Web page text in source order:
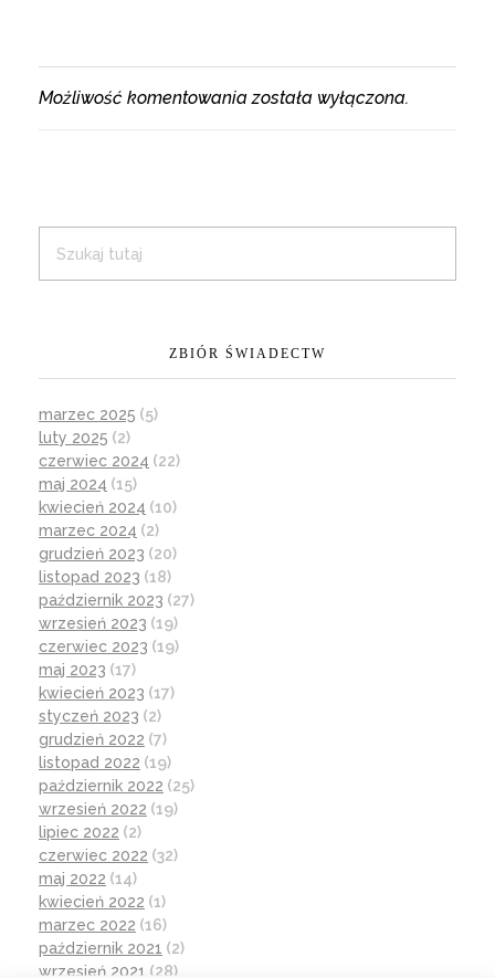
Możliwość komentowania została wyłączona.
ZBIÓR ŚWIADECTW
marzec 2025 (5)
luty 2025 (2)
czerwiec 2024 (22)
maj 2024 (15)
kwiecień 2024 (10)
marzec 2024 (2)
grudzień 2023 (20)
listopad 2023 (18)
październik 2023 (27)
wrzesień 2023 (19)
czerwiec 2023 (19)
maj 2023 (17)
kwiecień 2023 (17)
styczeń 2023 (2)
grudzień 2022 (7)
listopad 2022 (19)
październik 2022 (25)
wrzesień 2022 (19)
lipiec 2022 (2)
czerwiec 2022 (32)
maj 2022 (14)
kwiecień 2022 (1)
marzec 2022 (16)
październik 2021 (2)
wrzesień 2021 (28)